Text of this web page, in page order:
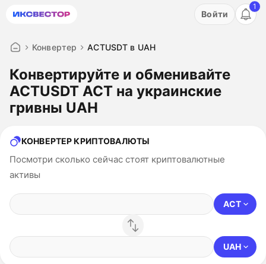
Акция: бесплатный пробный период на 3 дня!
Войти
1
Конвертер ACTUSDT в UAH
Конвертируйте и обменивайте
ACTUSDT ACT на украинские
гривны UAH
КОНВЕРТЕР КРИПТОВАЛЮТЫ
Посмотри сколько сейчас стоят криптовалютные
активы
ACT
UAH